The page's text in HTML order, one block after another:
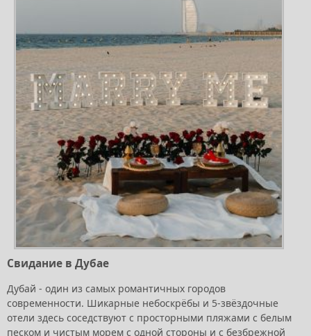
Свидание в Дубае
Дубай - один из самых романтичных городов
современности. Шикарные небоскрёбы и 5-звёздочные
отели здесь соседствуют с просторными пляжами с белым
песком и чистым морем с одной стороны и с безбрежной